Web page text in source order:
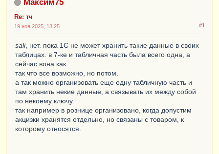
Максим75
Re: тч
#1
19 ноя 2025, 13:25
sali, нет. пока 1С не может хранить такие данные в своих
таблицах. в 7-ке и табличная часть была всего одна, а
сейчас вона как.
так что все возможно, но потом.
а так можно организовать еще одну табличную часть и
там хранить некие данные, а связывать их между собой
по некоему ключу.
так например в рознице организовано, когда допустим
акцизки хранятся отдельно, но связаны с товаром, к
которому относятся.